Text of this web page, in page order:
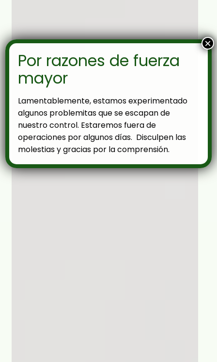
Por razones de fuerza
mayor
Lamentablemente, estamos experimentado
algunos problemitas que se escapan de
nuestro control. Estaremos fuera de
operaciones por algunos días. Disculpen las
molestias y gracias por la comprensión.
×